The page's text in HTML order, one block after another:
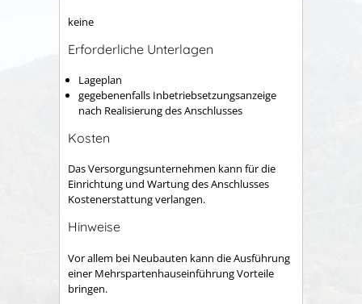
keine
Erforderliche Unterlagen
Lageplan
gegebenenfalls Inbetriebsetzungsanzeige
nach Realisierung des Anschlusses
Kosten
Das Versorgungsunternehmen kann für die
Einrichtung und Wartung des Anschlusses
Kostenerstattung verlangen.
Hinweise
Vor allem bei Neubauten kann die Ausführung
einer Mehrspartenhauseinführung Vorteile
bringen.